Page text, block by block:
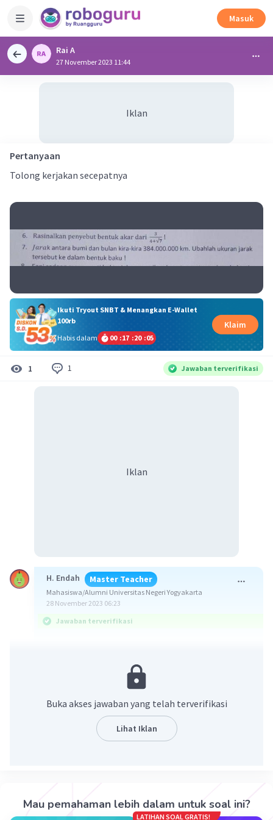
Masuk
Rai A
27 November 2023 11:44
Iklan
Pertanyaan
Tolong kerjakan secepatnya
Ikuti Tryout SNBT & Menangkan E-Wallet
100rb
Habis dalam
00 :17 :20 :05
Klaim
1 1 Jawaban terverifikasi
Iklan
H. Endah Master Teacher
Mahasiswa/Alumni Universitas Negeri Yogyakarta
28 November 2023 06:23
Jawaban terverifikasi
Konsep:
* a/(b + √c) = a/(b + √c) × (b - √c)/(b - √c)
* (a + √b)(a - √b) = a² - b
a × 10⁻ⁿ dengan 1 ≤ a < 10
Buka akses jawaban yang telah terverifikasi
Lihat Iklan
Mau pemahaman lebih dalam untuk soal ini?
LATIHAN SOAL GRATIS!